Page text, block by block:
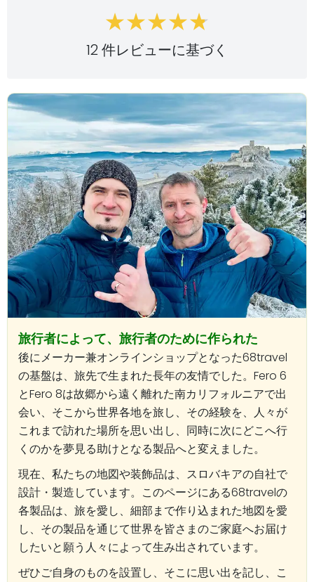
12 件レビューに基づく
旅行者によって、旅行者のために作られた
後にメーカー兼オンラインショップとなった68travel
の基盤は、旅先で生まれた長年の友情でした。Fero 6
とFero 8は故郷から遠く離れた南カリフォルニアで出
会い、そこから世界各地を旅し、その経験を、人々が
これまで訪れた場所を思い出し、同時に次にどこへ行
くのかを夢見る助けとなる製品へと変えました。
現在、私たちの地図や装飾品は、スロバキアの自社で
設計・製造しています。このページにある68travelの
各製品は、旅を愛し、細部まで作り込まれた地図を愛
し、その製品を通じて世界を皆さまのご家庭へお届け
したいと願う人々によって生み出されています。
ぜひご自身のものを設置し、そこに思い出を記し、こ